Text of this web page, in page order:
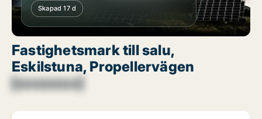
Skapad 17 d
Fastighetsmark till salu,
Eskilstuna, Propellervägen
[xxxxxxxx]